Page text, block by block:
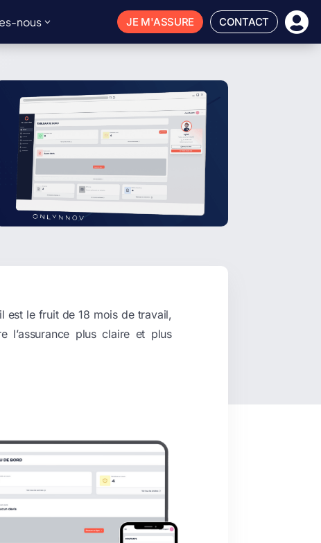
nous JE M'ASSURE CONTACT 
est le fruit de 18 mois de travail,
l’assurance plus claire et plus